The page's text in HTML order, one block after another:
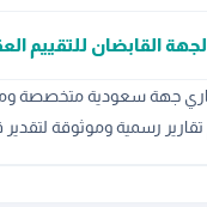
القابضان للتقييم
جهة سعودية متخصصة
تقارير رسمية وموثوقة